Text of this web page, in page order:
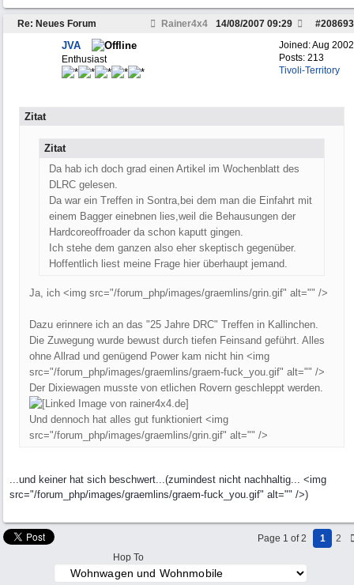
Re: Neues Forum Rainer4x4 #208693
14/08/2007 09:29
Joined:Aug 2002
Posts: 213
Tivoli-Territory
JVA
Enthusiast
Zitat
Zitat
Da hab ich doch grad einen Artikel im Wochenblatt des
DLRC gelesen.
Da war ein Treffen in Sontra,bei dem man die Einfahrt mit
einem Bagger einebnen lies,weil die Behausungen der
Hardcoreoffroader da schon kaputt gingen.
Ich stehe dem ganzen also eher skeptisch gegenüber.
Hoffentlich liest meine Frage hier überhaupt jemand.
Ja, ich <img src="/forum_php/images/graemlins/grin.gif" alt="" />
Dazu erinnere ich an das "25 Jahre DRC" Treffen in Kallinchen.
Die Zuwegung wurde bewust durch tiefen Feinsand geführt. Alles
ohne Allrad und genügend Power kam nicht hin <img
src="/forum_php/images/graemlins/graem-fuck_you.gif" alt="" />
Der Dixiewagen musste von etlichen Rovern geschleppt werden.
Und dennoch hat alles gut funktioniert <img
src="/forum_php/images/graemlins/grin.gif" alt="" />
...und keiner hat sich beschwert...(zumindest nicht nachhaltig... <img
src="/forum_php/images/graemlins/graem-fuck_you.gif" alt="" />)
Page 1 of 2 1
2
Hop To